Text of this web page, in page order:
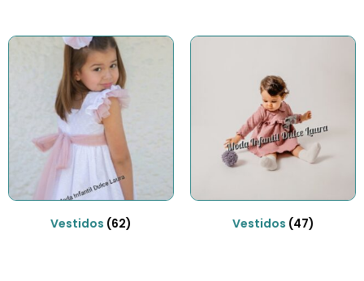
Vestidos (62) Vestidos (47)